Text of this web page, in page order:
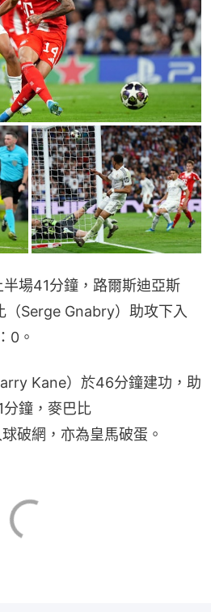
場41分鐘，路爾斯迪亞斯
（Serge Gnabry）助攻下入
0。
Kane）於46分鐘建功，助
鐘，麥巴比
破網，亦為皇馬破蛋。